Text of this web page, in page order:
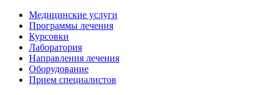
Медицинские услуги
Программы лечения
Курсовки
Лаборатория
Направления лечения
Оборудование
Прием специалистов